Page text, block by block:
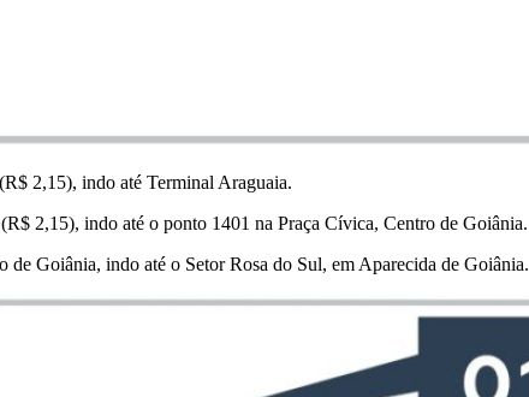
2,15), indo até Terminal Araguaia.
2,15), indo até o ponto 1401 na Praça Cívica, Centro de Goiânia.
de Goiânia, indo até o Setor Rosa do Sul, em Aparecida de Goiânia.